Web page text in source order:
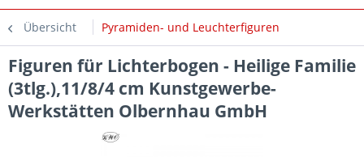
Übersicht Pyramiden- und Leuchterfiguren
Figuren für Lichterbogen - Heilige Familie
(3tlg.),11/8/4 cm Kunstgewerbe-
Werkstätten Olbernhau GmbH